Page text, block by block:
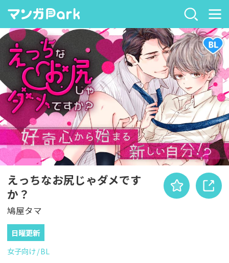
えっちなお尻じゃダメです
か？
鳩屋タマ
日曜更新
女子向け BL